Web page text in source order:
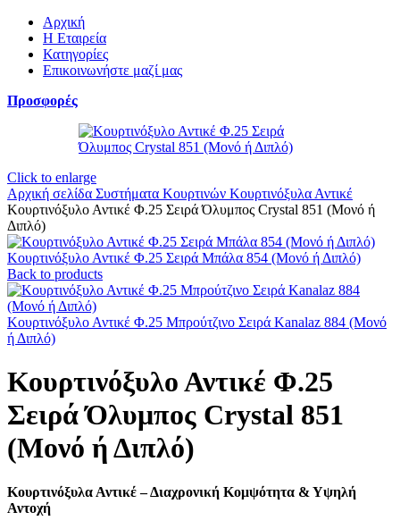
Αρχική
Η Εταιρεία
Κατηγορίες
Επικοινωνήστε μαζί μας
Προσφορές
Click to enlarge
Αρχική σελίδα Συστήματα Κουρτινών Κουρτινόξυλα Αντικέ
Κουρτινόξυλο Αντικέ Φ.25 Σειρά Όλυμπος Crystal 851 (Μονό ή
Διπλό)
Κουρτινόξυλο Αντικέ Φ.25 Σειρά Μπάλα 854 (Μονό ή Διπλό)
Back to products
Κουρτινόξυλο Αντικέ Φ.25 Μπρούτζινο Σειρά Kanalaz 884 (Μονό
ή Διπλό)
Κουρτινόξυλο Αντικέ Φ.25
Σειρά Όλυμπος Crystal 851
(Μονό ή Διπλό)
Κουρτινόξυλα Αντικέ – Διαχρονική Κομψότητα & Υψηλή
Αντοχή